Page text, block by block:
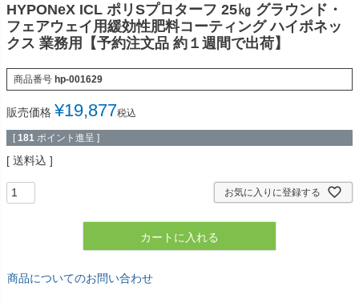
HYPONeX ICL ポリSプロターフ 25㎏ グラウンド・
フェアウェイ用緩効性肥料コーティング ハイポネッ
クス 業務用【予約注文品 約１週間で出荷】
商品番号 hp-001629
販売価格 ¥19,877税込
[ 181 ポイント進呈 ]
送料込
お気に入りに登録する
カートに入れる
商品についてのお問い合わせ